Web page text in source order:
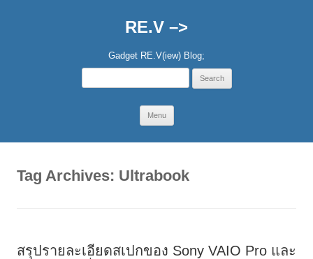
RE.V –>
Gadget RE.V(iew) Blog;
Search
Menu
Skip
Tag Archives: Ultrabook
สรุปรายละเอียดสเปกของ Sony VAIO Pro และ